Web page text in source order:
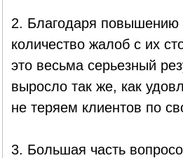
2. Благодаря повышению
количество жалоб с их
это весьма серьезный
выросло так же, как
не теряем клиентов по
3. Большая часть